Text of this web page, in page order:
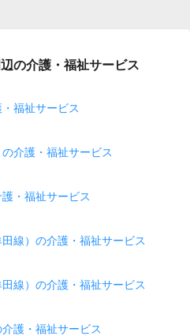
の介護・福祉サービス
福祉サービス
介護・福祉サービス
・福祉サービス
線）の介護・福祉サービス
線）の介護・福祉サービス
護・福祉サービス